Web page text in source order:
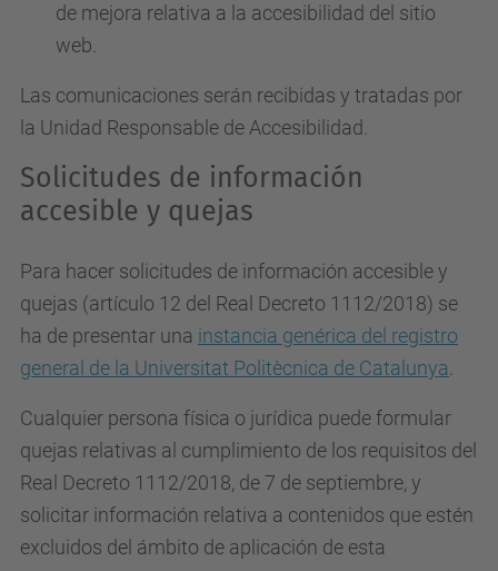
de mejora relativa a la accesibilidad del sitio
web.
Las comunicaciones serán recibidas y tratadas por
la Unidad Responsable de Accesibilidad.
Solicitudes de información
accesible y quejas
Para hacer solicitudes de información accesible y
quejas (artículo 12 del Real Decreto 1112/2018) se
ha de presentar una instancia genérica del registro
general de la Universitat Politècnica de Catalunya
Cualquier persona física o jurídica puede formular
quejas relativas al cumplimiento de los requisitos del
Real Decreto 1112/2018, de 7 de septiembre, y
solicitar información relativa a contenidos que estén
excluidos del ámbito de aplicación de esta